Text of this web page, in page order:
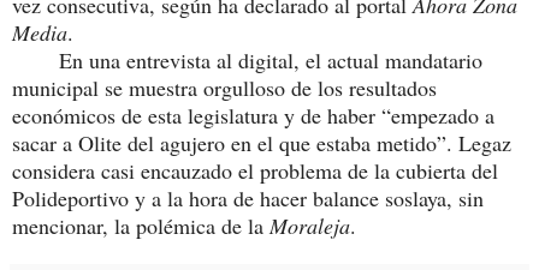
Media.
En una entrevista al digital, el actual mandatario
municipal se muestra orgulloso de los resultados
económicos de esta legislatura y de haber “empezado a
sacar a Olite del agujero en el que estaba metido”. Legaz
considera casi encauzado el problema de la cubierta del
Polideportivo y a la hora de hacer balance soslaya, sin
mencionar, la polémica de laMoraleja.